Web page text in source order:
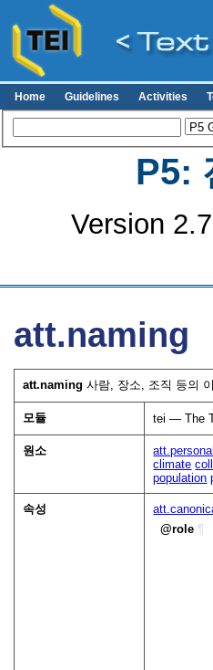
Home Guidelines Activities
P5:
Version
att.naming
att.naming 사람, 장소, 조직 등의
모듈 tei — The
원소 att.personal
climate
population
속성
role ¶